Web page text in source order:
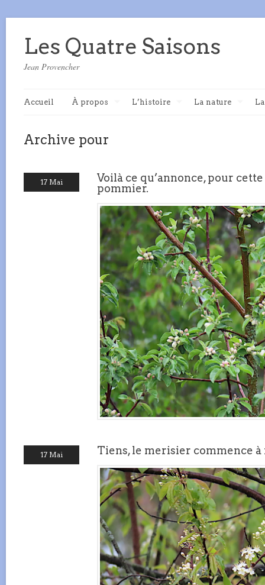
Les Quatre Saisons
Jean Provencher
Accueil À propos L’histoire La nature
Archive pour
17 Mai
Voilà ce qu’annonce, pour
pommier.
17 Mai Tiens, le merisier commence à